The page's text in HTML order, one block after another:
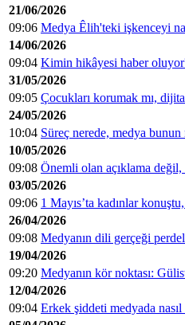
21/06/2026
09:06 Medya Êlih'teki işkenceyi
14/06/2026
09:04 Kimin hikâyesi haber
31/05/2026
09:05 Çocukları korumak mı,
24/05/2026
10:04 Süreç nerede, medya bunun
10/05/2026
09:08 Önemli olan açıklama
03/05/2026
09:06 1 Mayıs’ta kadınlar
26/04/2026
09:08 Medyanın dili gerçeği
19/04/2026
09:20 Medyanın kör noktası:
12/04/2026
09:04 Erkek şiddeti medyada